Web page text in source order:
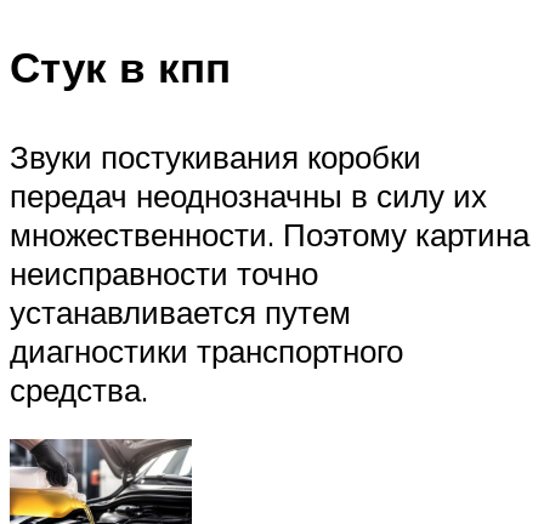
Стук в кпп
Звуки постукивания коробки
передач неоднозначны в силу их
множественности. Поэтому картина
неисправности точно
устанавливается путем
диагностики транспортного
средства.